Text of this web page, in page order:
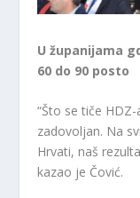
U županijama
60 do 90 posto
“Što se tiče
zadovoljan. Na
Hrvati, naš
kazao je Čović.